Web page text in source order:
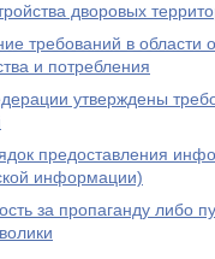
дворовых
требований в
и потребления
утверждены
предоставления
информации)
за пропаганду либо